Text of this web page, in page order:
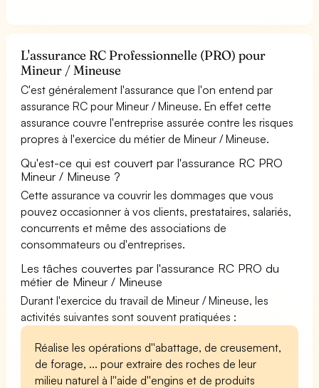
L'assurance RC Professionnelle (PRO) pour
Mineur / Mineuse
C'est généralement l'assurance que l'on entend par
assurance RC pour Mineur / Mineuse. En effet cette
assurance couvre l'entreprise assurée contre les risques
propres à l'exercice du métier de Mineur / Mineuse.
Qu'est-ce qui est couvert par l'assurance RC PRO
Mineur / Mineuse ?
Cette assurance va couvrir les dommages que vous
pouvez occasionner à vos clients, prestataires, salariés,
concurrents et même des associations de
consommateurs ou d'entreprises.
Les tâches couvertes par l'assurance RC PRO du
métier de Mineur / Mineuse
Durant l'exercice du travail de Mineur / Mineuse, les
activités suivantes sont souvent pratiquées :
Réalise les opérations d''abattage, de creusement,
de forage, ... pour extraire des roches de leur
milieu naturel à l''aide d''engins et de produits